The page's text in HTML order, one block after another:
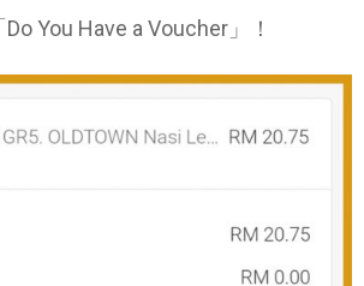
You Have a Voucher」！